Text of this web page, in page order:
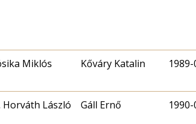
Miklós Kőváry Katalin
Horváth László Gáll Ernő